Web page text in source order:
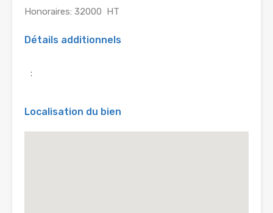
Honoraires: 32000  HT
Détails additionnels
:
Localisation du bien